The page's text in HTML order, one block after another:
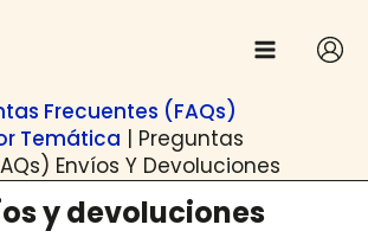
Frecuentes (FAQs)
Temática | Preguntas
Envíos Y Devoluciones
y devoluciones